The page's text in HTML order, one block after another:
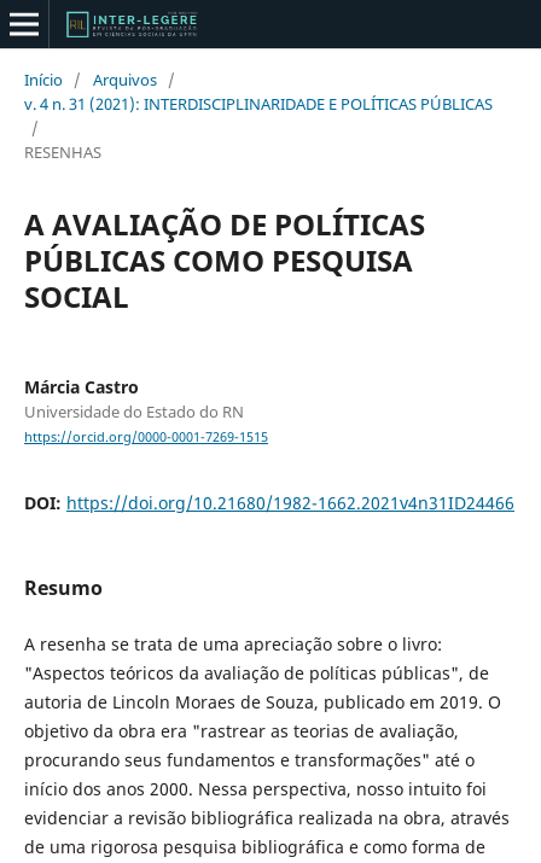
Início / Arquivos /
v. 4 n. 31 (2021): INTERDISCIPLINARIDADE E POLÍTICAS PÚBLICAS
/
RESENHAS
A AVALIAÇÃO DE POLÍTICAS
PÚBLICAS COMO PESQUISA
SOCIAL
Márcia Castro
Universidade do Estado do RN
https://orcid.org/0000-0001-7269-1515
DOI: https://doi.org/10.21680/1982-1662.2021v4n31ID24466
Resumo
A resenha se trata de uma apreciação sobre o livro:
"Aspectos teóricos da avaliação de políticas públicas", de
autoria de Lincoln Moraes de Souza, publicado em 2019. O
objetivo da obra era "rastrear as teorias de avaliação,
procurando seus fundamentos e transformações" até o
início dos anos 2000. Nessa perspectiva, nosso intuito foi
evidenciar a revisão bibliográfica realizada na obra, através
de uma rigorosa pesquisa bibliográfica e como forma de